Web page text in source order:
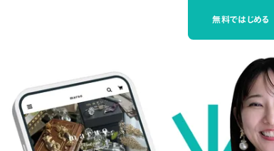
無料ではじめる